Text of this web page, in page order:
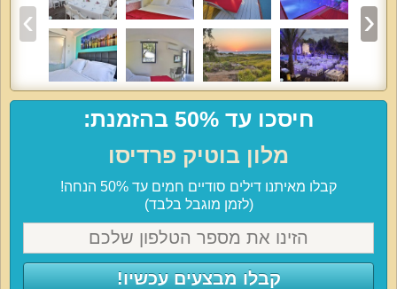
חיסכו עד 50% בהזמנת:
מלון בוטיק פרדיסו
קבלו מאיתנו דילים סודיים חמים עד 50% הנחה!
(לזמן מוגבל בלבד)
קבלו מבצעים עכשיו!